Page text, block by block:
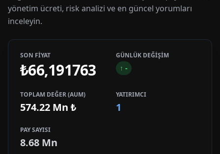
yönetim ücreti, risk analizi ve en güncel yorumları
inceleyin.
SON FİYAT
₺66,191763
GÜNLÜK DEĞİŞİM
↑ -
TOPLAM DEĞER (AUM)
574.22 Mn ₺
YATIRIMCI
1
PAY SAYISI
8.68 Mn